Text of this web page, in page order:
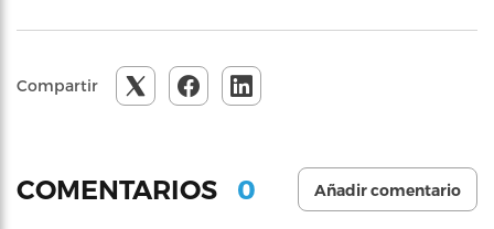
Compartir
COMENTARIOS 0 Añadir comentario